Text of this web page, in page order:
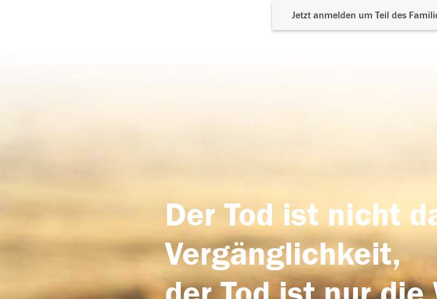
Jetzt anmelden um Teil des
Der Tod ist nicht
Vergänglichkeit,